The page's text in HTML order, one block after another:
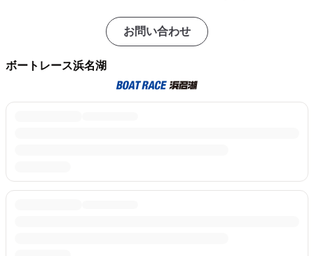
お問い合わせ
ボートレース浜名湖